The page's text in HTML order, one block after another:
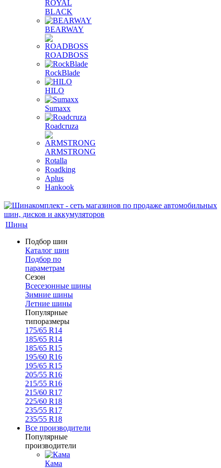
ROYAL
BLACK
BEARWAY
ROADBOSS
RockBlade
HILO
Sumaxx
Roadcruza
ARMSTRONG
Rotalla
Roadking
Aplus
Hankook
Шины
Подбор шин
Каталог шин
Подбор по
параметрам
Сезон
Всесезонные шины
Зимние шины
Летние шины
Популярные
типоразмеры
175/65 R14
185/65 R14
185/65 R15
195/60 R16
195/65 R15
205/55 R16
215/55 R16
215/60 R17
225/60 R18
235/55 R17
235/55 R18
Все производители
Популярные
производители
Кама